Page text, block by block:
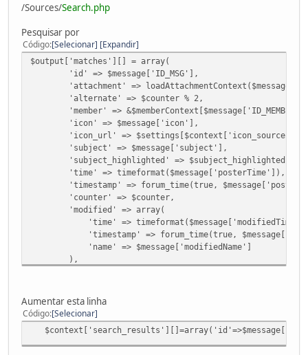
if ($modSettings['seo4smf_keywords'] == "on")
{
$buffer = preg_replace('<meta
}
if ($modSettings['seo4smf_description'] ==
{
$buffer = preg_replace('<meta
}
$buffer = preg_replace('/<a href=\"http:\/\/
$buffer = preg_replace('/<a href=\"http:\/\/
$buffer = preg_replace('/<a href=\"http:\/\/
}
else
{
$buffer = preg_replace('/"' .
}
/Sources/Search.php
Pesquisar por
Código Selecionar Expandir
$output['matches'][] = array(
'id' => $message['ID_MSG'],
'attachment' =>
'alternate' => $counter % 2,
'member' =>
'icon' => $message['icon'],
'icon_url' =>
'subject' => $message['subject'],
'subject_highlighted' => $subject_highlighted,
'time' => timeformat($message['posterTime']),
'timestamp' => forum_time(true,
'counter' => $counter,
'modified' => array(
'time' =>
'timestamp' => forum_time(true,
'name' => $message['modifiedName']
),
'start' => 'msg' . $message['ID_MSG']
);
Aumentar esta linha
Código Selecionar